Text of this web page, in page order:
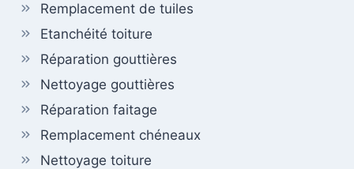
Remplacement de tuiles
Etanchéité toiture
Réparation gouttières
Nettoyage gouttières
Réparation faitage
Remplacement chéneaux
Nettoyage toiture